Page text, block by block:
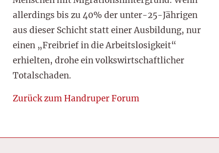
allerdings bis zu 40% der unter-25-Jährigen
aus dieser Schicht statt einer Ausbildung, nur
einen „Freibrief in die Arbeitslosigkeit“
erhielten, drohe ein volkswirtschaftlicher
Totalschaden.
Zurück zum Handruper Forum